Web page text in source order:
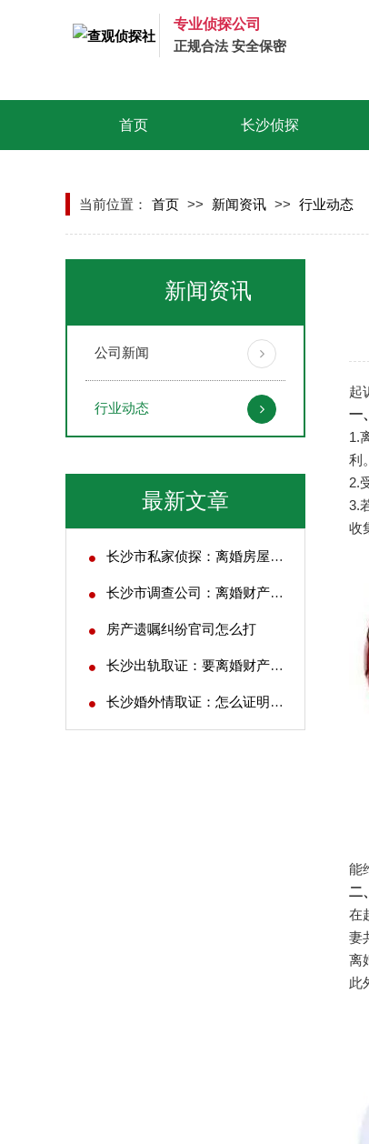
专业侦探公司
正规合法 安全保密
首页 长沙侦探
当前位置： 首页 >> 新闻资讯 >> 行业动态
新闻资讯
公司新闻
行业动态
最新文章
长沙市私家侦探：离婚房屋评估费用多少
长沙市调查公司：离婚财产应如何去分割
房产遗嘱纠纷官司怎么打
长沙出轨取证：要离婚财产怎么处理
长沙婚外情取证：怎么证明自己是被别人抚养的
起
一
1.
利。
2.
3.
收
能
二
在
妻
离
此